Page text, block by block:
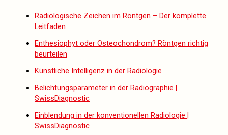
Radiologische Zeichen im Röntgen – Der komplette
Leitfaden
Enthesiophyt oder Osteochondrom? Röntgen richtig
beurteilen
Künstliche Intelligenz in der Radiologie
Belichtungsparameter in der Radiographie |
SwissDiagnostic
Einblendung in der konventionellen Radiologie |
SwissDiagnostic